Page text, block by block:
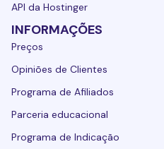
API da Hostinger
INFORMAÇÕES
Preços
Opiniões de Clientes
Programa de Afiliados
Parceria educacional
Programa de Indicação